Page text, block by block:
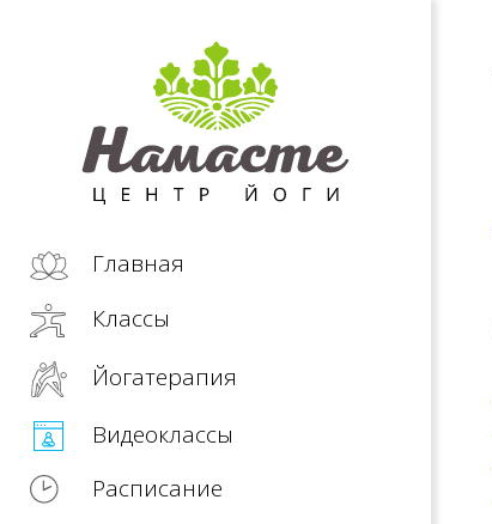
Главная
Классы
Йогатерапия
Видеоклассы
Расписание